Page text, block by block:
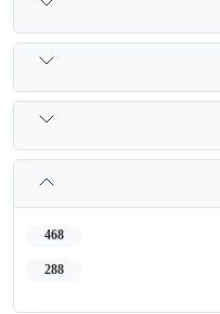
468
288